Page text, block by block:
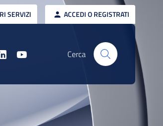
SERVIZI ACCEDI O REGISTRATI
Cerca